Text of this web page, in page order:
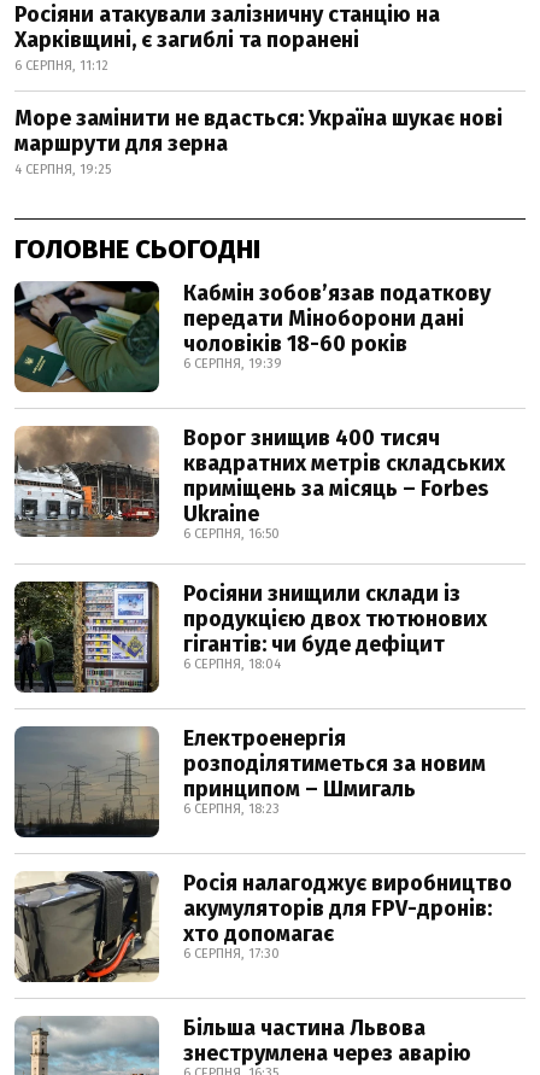
Росіяни атакували залізничну станцію на
Харківщині, є загиблі та поранені
6 СЕРПНЯ, 11:12
Море замінити не вдасться: Україна шукає нові
маршрути для зерна
4 СЕРПНЯ, 19:25
ГОЛОВНЕ СЬОГОДНІ
Кабмін зобовʼязав податкову
передати Міноборони дані
чоловіків 18-60 років
6 СЕРПНЯ, 19:39
Ворог знищив 400 тисяч
квадратних метрів складських
приміщень за місяць – Forbes
Ukraine
6 СЕРПНЯ, 16:50
Росіяни знищили склади із
продукцією двох тютюнових
гігантів: чи буде дефіцит
6 СЕРПНЯ, 18:04
Електроенергія
розподілятиметься за новим
принципом – Шмигаль
6 СЕРПНЯ, 18:23
Росія налагоджує виробництво
акумуляторів для FPV-дронів:
хто допомагає
6 СЕРПНЯ, 17:30
Більша частина Львова
знеструмлена через аварію